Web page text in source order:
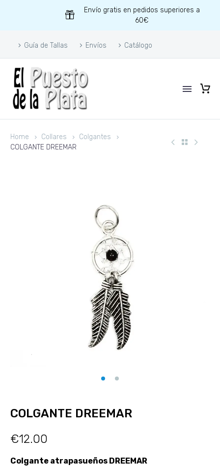
Envío gratis en pedidos superiores a
60€
Guía de Tallas Envíos Catálogo
Home Collares
Colgantes
COLGANTE DREEMAR
COLGANTE DREEMAR
€12.00
Colgante atrapasueños DREEMAR